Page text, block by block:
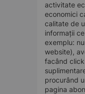
activitate
economici
calitate de
informații
exemplu:
website),
facând click
procurând
pagina